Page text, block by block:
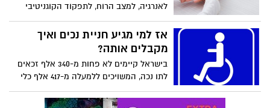
לחלות בסרטן הערמונית.
לאנרגיה, למצב הרוח, לתפקוד הקוגניטיבי
ולרווחה הכללית. מה יכול לגרום לעליות
קיצוניות, כיצד להתמודד איתן, ומתי צריך
לגשת לטיפול רפואי?
אז למי מגיע חניית נכים ואיך
מקבלים אותה?
בישראל קיימים לא פחות מ-340 אלף זכאים
לתו נכה, המשויכים ללמעלה מ-417 אלף כלי
רכב. חוק חניית נכים- כל מה שרציתם לדעת
ולא העזתם לשאול מביא: עו"ד רונן אבניאל